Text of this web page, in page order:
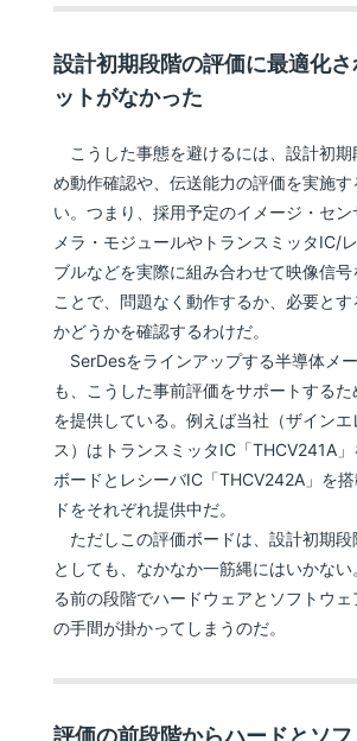
設計初期段階の評価に最適化
ットがなかった
こうした事態を避けるには、設計初期
め動作確認や、伝送能力の評価を実施す
い。つまり、採用予定のイメージ・セン
メラ・モジュールやトランスミッタIC/
ブルなどを実際に組み合わせて映像信号
ことで、問題なく動作するか、必要とす
かどうかを確認するわけだ。
SerDesをラインアップする半導体メ
も、こうした事前評価をサポートするた
を提供している。例えば当社（ザインエ
ス）はトランスミッタIC「THCV241A
ボードとレシーバIC「THCV242A」を
ドをそれぞれ提供中だ。
ただしこの評価ボードは、設計初期段
としても、なかなか一筋縄にはいかな
る前の段階でハードウェアとソフトウェ
の手間が掛かってしまうのだ。